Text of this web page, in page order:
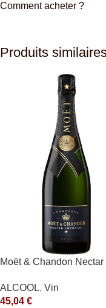
Comment acheter ?
Produits
Moët & Chandon Nectar
Blanc
ALCOOL, Vin
45,04 €